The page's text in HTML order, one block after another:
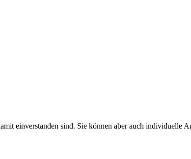
einverstanden sind. Sie können aber auch individuelle